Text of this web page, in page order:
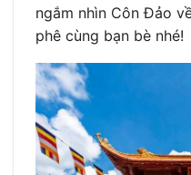
ngắm nhìn Côn Đảo
phê cùng bạn bè nhé!